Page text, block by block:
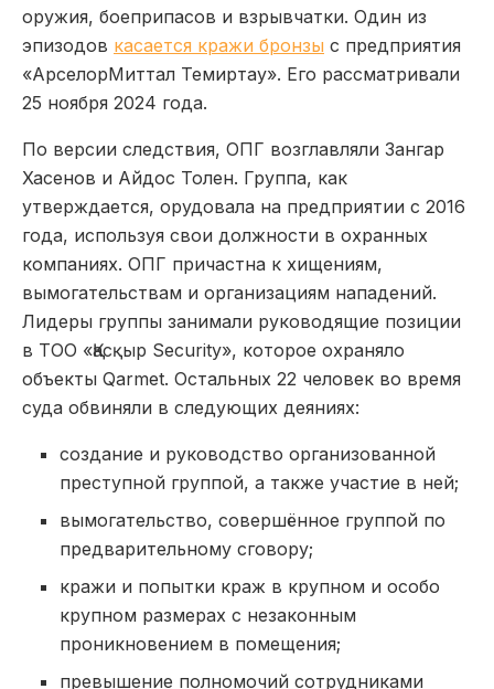
оружия, боеприпасов и взрывчатки. Один из
эпизодов касается кражи бронзы с предприятия
«АрселорМиттал Темиртау». Его рассматривали
25 ноября 2024 года.
По версии следствия, ОПГ возглавляли Зангар
Хасенов и Айдос Толен. Группа, как
утверждается, орудовала на предприятии с 2016
года, используя свои должности в охранных
компаниях. ОПГ причастна к хищениям,
вымогательствам и организациям нападений.
Лидеры группы занимали руководящие позиции
в ТОО «Қасқыр Security», которое охраняло
объекты Qarmet. Остальных 22 человек во время
суда обвиняли в следующих деяниях:
создание и руководство организованной
преступной группой, а также участие в ней;
вымогательство, совершённое группой по
предварительному сговору;
кражи и попытки краж в крупном и особо
крупном размерах с незаконным
проникновением в помещения;
превышение полномочий сотрудниками